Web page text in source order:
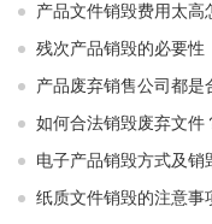
产品文件销毁费用太高
残次产品销毁的必要性
产品废弃销售公司都是
如何合法销毁废弃文件
电子产品销毁方式及销
纸质文件销毁的注意事